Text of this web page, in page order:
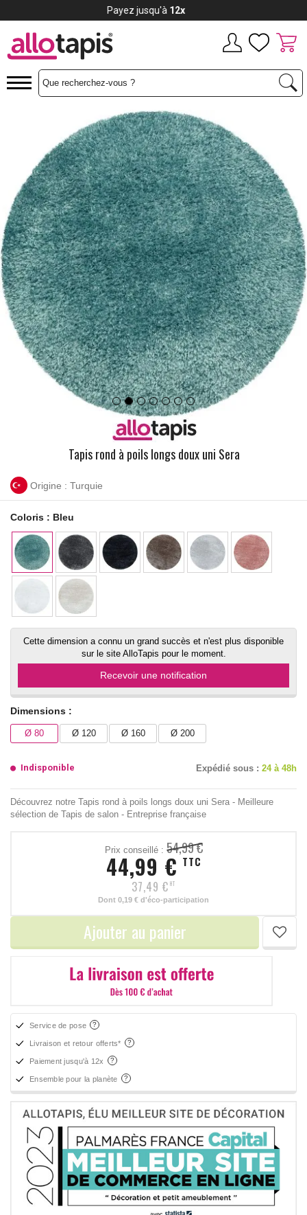
Tapis rond à poils longs doux uni Sera
Origine : Turquie
Coloris : Bleu
Cette dimension a connu un grand succès et n'est plus disponible
sur le site AlloTapis pour le moment.
Recevoir une notification
Dimensions :
Ø 80 Ø 120 Ø 160 Ø 200
Indisponible Expédié sous : 24 à 48h
Découvrez notre Tapis rond à poils longs doux uni Sera - Meilleure
sélection de Tapis de salon - Entreprise française
Prix conseillé : 54,99 €
44,99 € TTC
37,49 € HT
Dont 0,19 € d'éco-participation
Ajouter au panier
Service de pose
Livraison et retour offerts*
Paiement jusqu'à 12x
Ensemble pour la planète
Payez jusqu'à12x